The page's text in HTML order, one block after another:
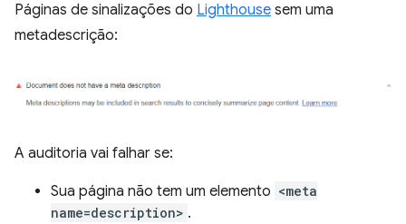
Páginas de sinalizações do Lighthouse sem uma
metadescrição:
A auditoria vai falhar se:
Sua página não tem um elemento <meta
name=description> .